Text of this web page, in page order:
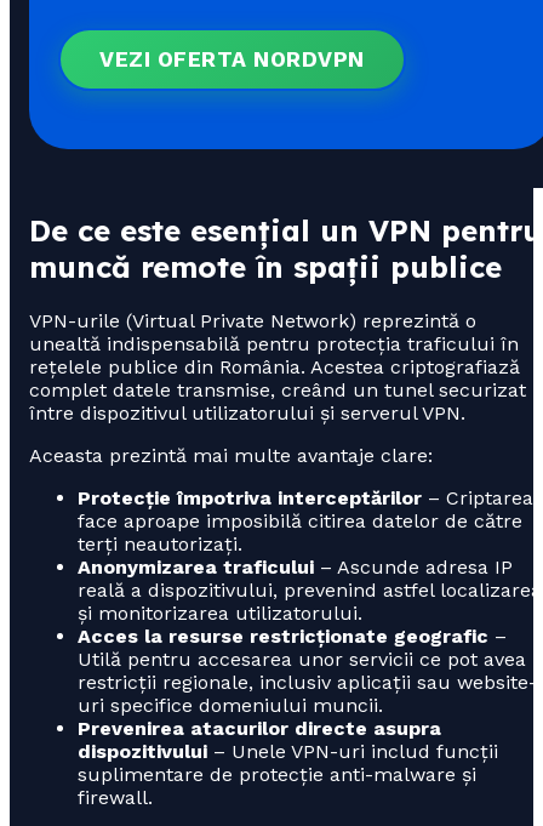
VEZI OFERTA NORDVPN
De ce este esențial un VPN pentru
muncă remote în spații publice
VPN-urile (Virtual Private Network) reprezintă o
unealtă indispensabilă pentru protecția traficului în
rețelele publice din România. Acestea criptografiază
complet datele transmise, creând un tunel securizat
între dispozitivul utilizatorului și serverul VPN.
Aceasta prezintă mai multe avantaje clare:
Protecție împotriva interceptărilor – Criptarea
face aproape imposibilă citirea datelor de către
terți neautorizați.
Anonymizarea traficului – Ascunde adresa IP
reală a dispozitivului, prevenind astfel localizarea
și monitorizarea utilizatorului.
Acces la resurse restricționate geografic –
Utilă pentru accesarea unor servicii ce pot avea
restricții regionale, inclusiv aplicații sau website-
uri specifice domeniului muncii.
Prevenirea atacurilor directe asupra
dispozitivului – Unele VPN-uri includ funcții
suplimentare de protecție anti-malware și
firewall.